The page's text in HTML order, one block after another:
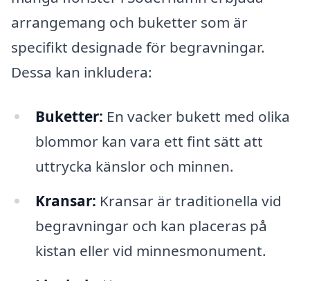
arrangemang och buketter som är
specifikt designade för begravningar.
Dessa kan inkludera:
Buketter: En vacker bukett med olika
blommor kan vara ett fint sätt att
uttrycka känslor och minnen.
Kransar: Kransar är traditionella vid
begravningar och kan placeras på
kistan eller vid minnesmonument.